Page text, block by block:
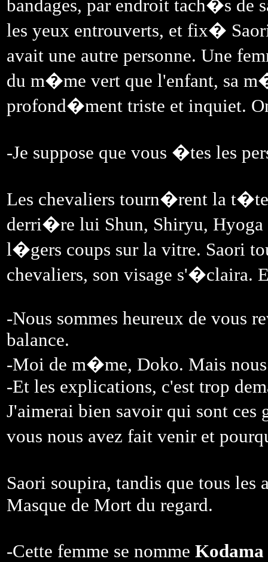
bandages, par endroit tach�s de
les yeux entrouverts, et fix�
avait une autre personne. Une
du m�me vert que l'enfant, sa
profond�ment triste et inquiet.
-Je suppose que vous �tes les
Les chevaliers tourn�rent la
derri�re lui Shun, Shiryu, Hyoga
l�gers coups sur la vitre. Saori
chevaliers, son visage s'�claira.
-Nous sommes heureux de vous
balance.
-Moi de m�me, Doko. Mais nous
-Et les explications, c'est trop
J'aimerai bien savoir qui sont
vous nous avez fait venir et
Saori soupira, tandis que tous
Masque de Mort du regard.
-Cette femme se nomme